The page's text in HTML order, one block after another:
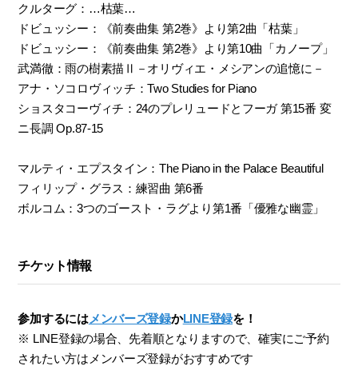
クルターグ：…枯葉…
ドビュッシー：《前奏曲集 第2巻》より第2曲「枯葉」
ドビュッシー：《前奏曲集 第2巻》より第10曲「カノープ」
武満徹：雨の樹素描Ⅱ－オリヴィエ・メシアンの追憶に－
アナ・ソコロヴィッチ：Two Studies for Piano
ショスタコーヴィチ：24のプレリュードとフーガ 第15番 変
ニ長調 Op.87-15
マルティ・エプスタイン：The Piano in the Palace Beautiful
フィリップ・グラス：練習曲 第6番
ボルコム：3つのゴースト・ラグより第1番「優雅な幽霊」
チケット情報
参加するにはメンバーズ登録かLINE登録を！
※ LINE登録の場合、先着順となりますので、確実にご予約
されたい方はメンバーズ登録がおすすめです